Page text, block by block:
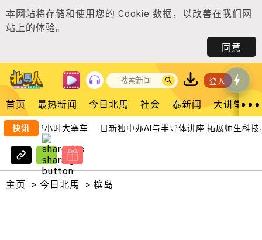
本网站将存储和使用您的 Cookie 数据，以改善在我们网
站上的体验。
同意
登入
首页 最热新闻 今日北馬 社会 泰新闻 大讲堂
快讯
封锁2小时大塞车 日新独中办AI与半导体讲座 拓展师生科技视
主页 > 今日北馬 > 槟岛